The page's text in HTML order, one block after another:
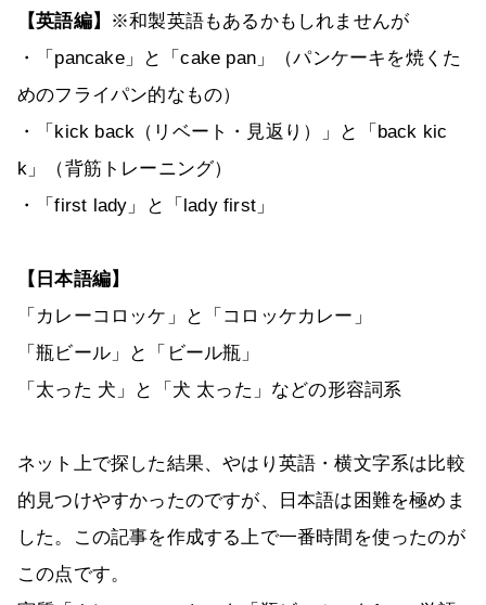
【英語編】
※和製英語もあるかもしれませんが
・「pancake」と「cake pan」（パンケーキを焼くた
めのフライパン的なもの）
・「kick back（リベート・見返り）」と「back kic
k」（背筋トレーニング）
・「first lady」と「lady first」
【日本語編】
「カレーコロッケ」と「コロッケカレー」
「瓶ビール」と「ビール瓶」
「太った 犬」と「犬 太った」などの形容詞系
ネット上で探した結果、やはり英語・横文字系は比較
的見つけやすかったのですが、日本語は困難を極めま
した。この記事を作成する上で一番時間を使ったのが
この点です。